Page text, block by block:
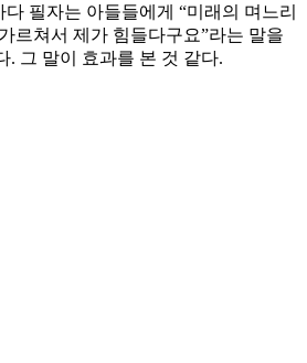
필자는 아들들에게 “미래의 며느리
르쳐서 제가 힘들다구요”라는 말을
. 그 말이 효과를 본 것 같다.